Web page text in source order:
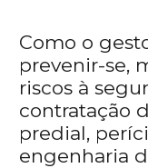
Como o
prevenir-se,
riscos à
contratação
predial,
engenharia